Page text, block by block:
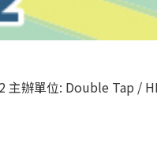
主辦單位: Double Tap /